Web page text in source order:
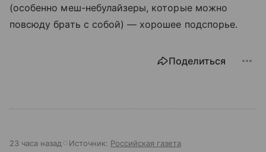
(особенно меш-небулайзеры, которые можно
повсюду брать с собой) — хорошее подспорье.
Поделиться
23 часа назад Источник: Российская газета